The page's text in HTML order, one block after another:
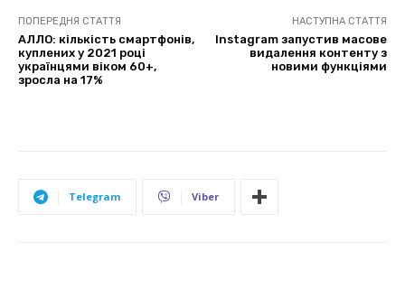
ПОПЕРЕДНЯ СТАТТЯ
АЛЛО: кількість смартфонів,
куплених у 2021 році
українцями віком 60+,
зросла на 17%
НАСТУПНА СТАТТЯ
Instagram запустив масове
видалення контенту з
новими функціями
Telegram Viber